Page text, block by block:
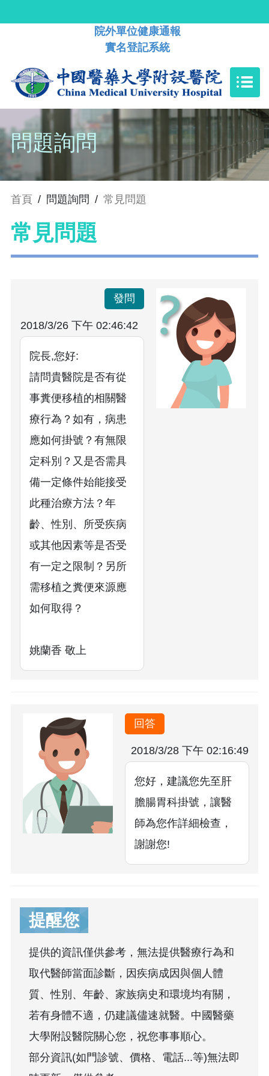
院外單位健康通報
實名登記系統
問題詢問
首頁 / 問題詢問 / 常見問題
常見問題
發問
2018/3/26 下午 02:46:42
院長,您好:
請問貴醫院是否有從
事糞便移植的相關醫
療行為？如有，病患
應如何掛號？有無限
定科別？又是否需具
備一定條件始能接受
此種治療方法？年
齡、性別、所受疾病
或其他因素等是否受
有一定之限制？另所
需移植之糞便來源應
如何取得？
姚蘭香 敬上
回答
2018/3/28 下午 02:16:49
您好，建議您先至肝
膽腸胃科掛號，讓醫
師為您作詳細檢查，
謝謝您!
提醒您
提供的資訊僅供參考，無法提供醫療行為和
取代醫師當面診斷，因疾病成因與個人體
質、性別、年齡、家族病史和環境均有關，
若有身體不適，仍建議儘速就醫。中國醫藥
大學附設醫院關心您，祝您事事順心。
部分資訊(如門診號、價格、電話...等)無法即